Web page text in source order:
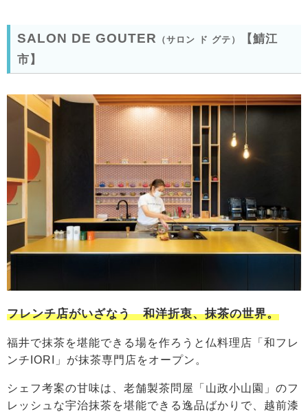
SALON DE GOUTER （サロン ド グテ）
【鯖江
市】
フレンチ店がいざなう 和洋折衷、抹茶の世界。
福井で抹茶を堪能できる場を作ろうと仏料理店「和フレ
ンチIORI」が抹茶専門店をオープン。
シェフ考案の甘味は、老舗製茶問屋「山政小山園」のフ
レッシュな宇治抹茶を堪能できる逸品ばかりで、越前漆